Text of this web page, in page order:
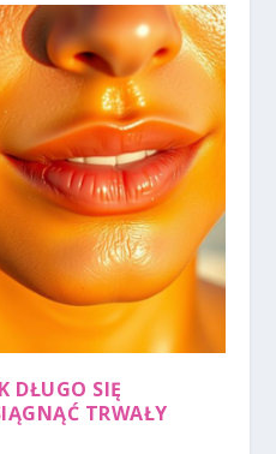
DŁUGO SIĘ
TRWAŁY